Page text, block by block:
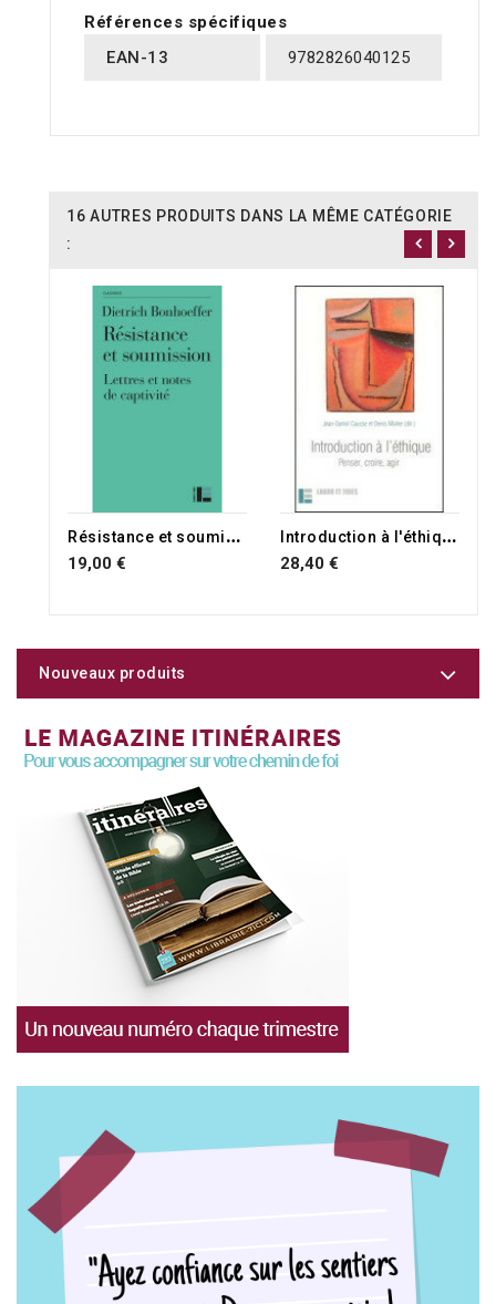
Références spécifiques
EAN-13
9782826040125
16 AUTRES PRODUITS DANS LA MÊME CATÉGORIE
:
R
ésistance et soumission
19,00 €
I
ntroduction à l'éthique
28,40 €
Nouveaux produits